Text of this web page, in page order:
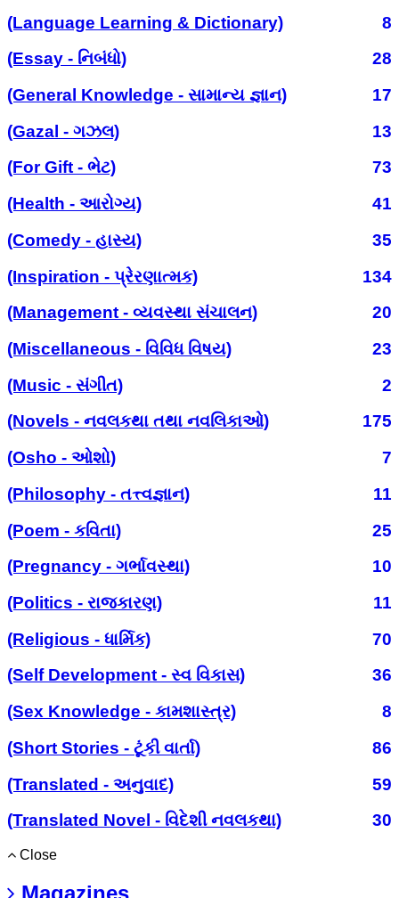
(Language Learning & Dictionary)
8
(Essay - નિબંધો)
28
(General Knowledge - સામાન્ય જ્ઞાન)
17
(Gazal - ગઝલ)
13
(For Gift - ભેટ)
73
(Health - આરોગ્ય)
41
(Comedy - હાસ્ય)
35
(Inspiration - પ્રેરણાત્મક)
134
(Management - વ્યવસ્થા સંચાલન)
20
(Miscellaneous - વિવિધ વિષય)
23
(Music - સંગીત)
2
(Novels - નવલકથા તથા નવલિકાઓ)
175
(Osho - ઓશો)
7
(Philosophy - તત્ત્વજ્ઞાન)
11
(Poem - કવિતા)
25
(Pregnancy - ગર્ભાવસ્થા)
10
(Politics - રાજકારણ)
11
(Religious - ધાર્મિક)
70
(Self Development - સ્વ વિકાસ)
36
(Sex Knowledge - કામશાસ્ત્ર)
8
(Short Stories - ટૂંકી વાર્તા)
86
(Translated - અનુવાદ)
59
(Translated Novel - વિદેશી નવલકથા)
30
Close
Magazines